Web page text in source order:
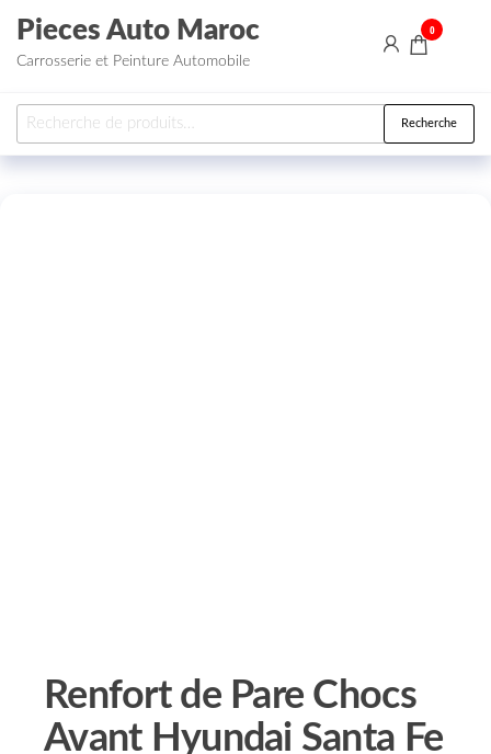
Aller au contenu
Pieces Auto Maroc
Carrosserie et Peinture Automobile
0
Recherche pour : Recherche
Renfort de Pare Chocs
Avant Hyundai Santa Fe